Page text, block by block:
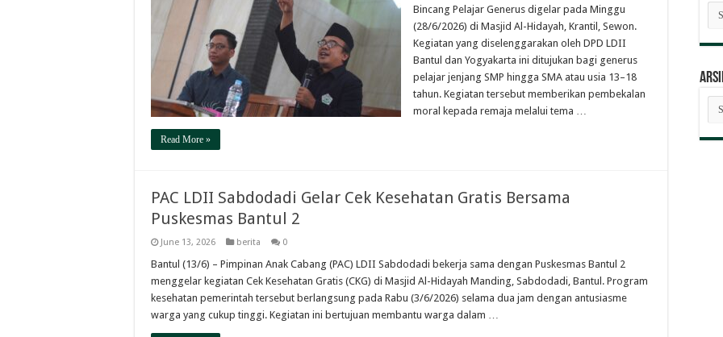
Bincang Pelajar Generus digelar pada Minggu
(28/6/2026) di Masjid Al-Hidayah, Krantil, Sewon.
Kegiatan yang diselenggarakan oleh DPD LDII
Bantul dan Yogyakarta ini ditujukan bagi generus
pelajar jenjang SMP hingga SMA atau usia 13–18
tahun. Kegiatan tersebut memberikan pembekalan
moral kepada remaja melalui tema …
Read More »
PAC LDII Sabdodadi Gelar Cek Kesehatan Gratis Bersama
Puskesmas Bantul 2
June 13, 2026 berita 0
Bantul (13/6) – Pimpinan Anak Cabang (PAC) LDII Sabdodadi bekerja sama dengan Puskesmas Bantul 2
menggelar kegiatan Cek Kesehatan Gratis (CKG) di Masjid Al-Hidayah Manding, Sabdodadi, Bantul. Program
kesehatan pemerintah tersebut berlangsung pada Rabu (3/6/2026) selama dua jam dengan antusiasme
warga yang cukup tinggi. Kegiatan ini bertujuan membantu warga dalam …